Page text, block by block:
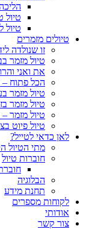
טיול
טיול
טיולים מזמרים
זו שנולדה
טיול מזמר
את ואני
הכל פתוח –
טיול מזמר
טיול מזמר
טיול מזמר
טיול פיוט
לאן כדאי לטייל?
מתי הטיול
חוברות טיול
הבלוגיה
תחנת מידע
לקוחות מספרים
אודותי
צור קשר